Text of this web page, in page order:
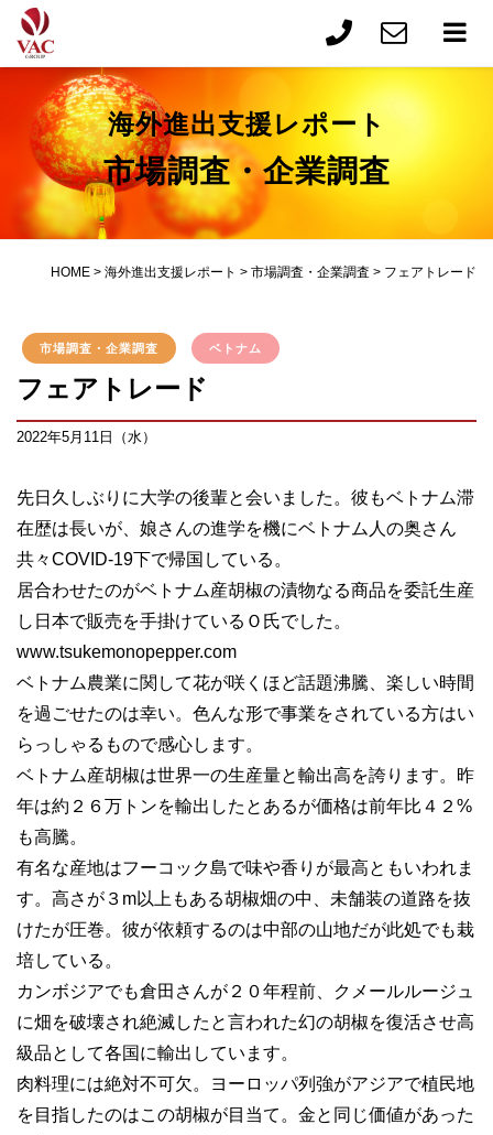
海外進出支援レポート
市場調査・企業調査
HOME > 海外進出支援レポート > 市場調査・企業調査 > フェアトレード
市場調査・企業調査 ベトナム
フェアトレード
2022年5月11日（水）
先日久しぶりに大学の後輩と会いました。彼もベトナム滞
在歴は長いが、娘さんの進学を機にベトナム人の奥さん
共々COVID-19下で帰国している。
居合わせたのがベトナム産胡椒の漬物なる商品を委託生産
し日本で販売を手掛けているＯ氏でした。
www.tsukemonopepper.com
ベトナム農業に関して花が咲くほど話題沸騰、楽しい時間
を過ごせたのは幸い。色んな形で事業をされている方はい
らっしゃるもので感心します。
ベトナム産胡椒は世界一の生産量と輸出高を誇ります。昨
年は約２６万トンを輸出したとあるが価格は前年比４２%
も高騰。
有名な産地はフーコック島で味や香りが最高ともいわれま
す。高さが３m以上もある胡椒畑の中、未舗装の道路を抜
けたが圧巻。彼が依頼するのは中部の山地だが此処でも栽
培している。
カンボジアでも倉田さんが２０年程前、クメールルージュ
に畑を破壊され絶滅したと言われた幻の胡椒を復活させ高
級品として各国に輸出しています。
肉料理には絶対不可欠。ヨーロッパ列強がアジアで植民地
を目指したのはこの胡椒が目当て。金と同じ価値があった